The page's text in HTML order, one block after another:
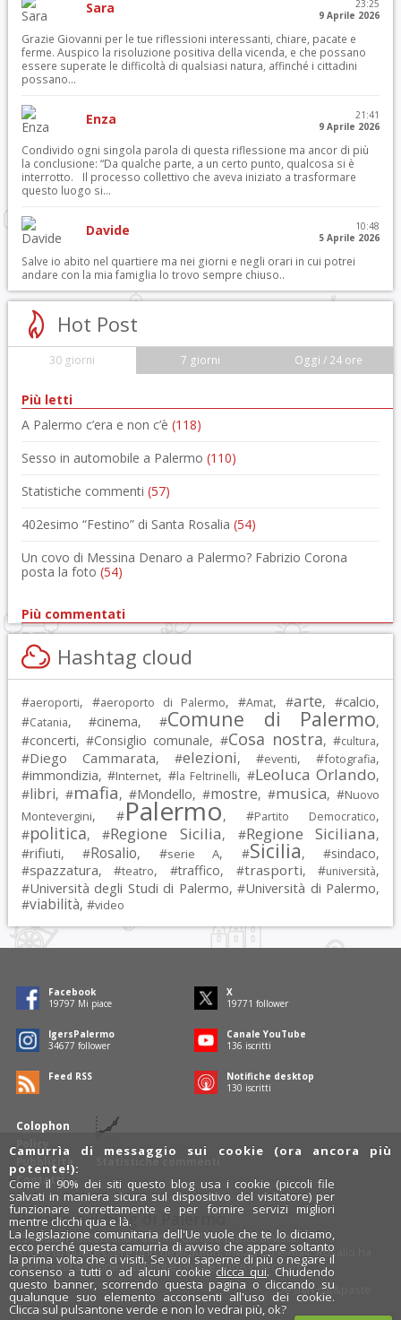
Sara
23:25
9 Aprile 2026
Grazie Giovanni per le tue riflessioni interessanti, chiare, pacate e
ferme. Auspico la risoluzione positiva della vicenda, e che possano
essere superate le difficoltà di qualsiasi natura, affinché i cittadini
possano...
Enza
21:41
9 Aprile 2026
Condivido ogni singola parola di questa riflessione ma ancor di più
la conclusione: “Da qualche parte, a un certo punto, qualcosa si è
interrotto. Il processo collettivo che aveva iniziato a trasformare
questo luogo si...
Davide
10:48
5 Aprile 2026
Salve io abito nel quartiere ma nei giorni e negli orari in cui potrei
andare con la mia famiglia lo trovo sempre chiuso..
Hot Post
30 giorni 7 giorni Oggi / 24 ore
Più letti
A Palermo c’era e non c’è (118)
Sesso in automobile a Palermo (110)
Statistiche commenti (57)
402esimo “Festino” di Santa Rosalia (54)
Un covo di Messina Denaro a Palermo? Fabrizio Corona
posta la foto (54)
Più commentati
Hashtag cloud
#aeroporti, #aeroporto di Palermo, #Amat, #arte, #calcio,
#Catania, #cinema, #Comune di Palermo,
#concerti, #Consiglio comunale, #Cosa nostra, #cultura,
#Diego Cammarata, #elezioni, #eventi, #fotografia,
#immondizia, #Internet, #la Feltrinelli, #Leoluca Orlando,
#libri, #mafia, #Mondello, #mostre, #musica, #Nuovo
Montevergini, #Palermo, #Partito Democratico,
#politica, #Regione Sicilia, #Regione Siciliana,
#rifiuti, #Rosalio, #serie A, #Sicilia, #sindaco,
#spazzatura, #teatro, #traffico, #trasporti, #università,
#Università degli Studi di Palermo, #Università di Palermo,
#viabilità, #video
Colophon
Policy
Pubblicità
Contatti
Statistiche commenti
Facebook
19797 Mi piace
X
19771 follower
IgersPalermo
34678 follower
Canale YouTube
136 iscritti
Feed RSS
Notifiche desktop
130 iscritti
Rosalio è il blog di Palermo
754 autoriraccontano Palermo dal loro punto di vista.
Anche tu puoi essere uno degli autori: inviaci un' e-mail. Rosalio ha
anche una sezionefotobloge una sezionevideoblog.
Designcut&paste
Rosalio.it
Camurrìa di messaggio sui cookie (ora ancora più
potente!):
Come il 90% dei siti questo blog usa i cookie (piccoli file
salvati in maniera sicura sul dispositivo del visitatore) per
funzionare correttamente e per fornire servizi migliori
mentre clicchi qua e là.
La legislazione comunitaria dell'Ue vuole che te lo diciamo,
ecco perché questa camurrìa di avviso che appare soltanto
la prima volta che ci visiti. Se vuoi saperne di più o negare il
consenso a tutti o ad alcuni cookie clicca qui. Chiudendo
questo banner, scorrendo questa pagina o cliccando su
qualunque suo elemento acconsenti all'uso dei cookie.
Clicca sul pulsantone verde e non lo vedrai più, ok?